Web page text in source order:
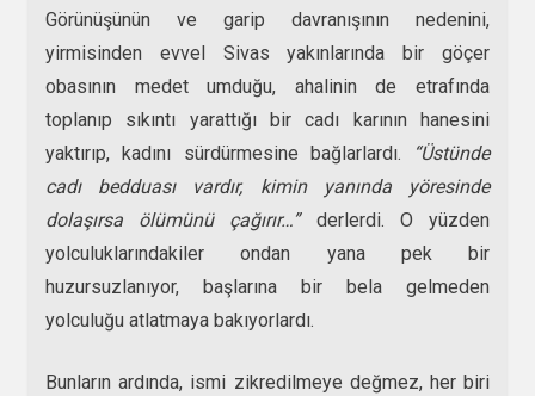
Görünüşünün ve garip davranışının nedenini,
yirmisinden evvel Sivas yakınlarında bir göçer
obasının medet umduğu, ahalinin de etrafında
toplanıp sıkıntı yarattığı bir cadı karının hanesini
yaktırıp, kadını sürdürmesine bağlarlardı.
“Üstünde
cadı bedduası vardır, kimin yanında yöresinde
dolaşırsa ölümünü çağırır…”derlerdi. O yüzden
yolculuklarındakiler ondan yana pek bir
huzursuzlanıyor, başlarına bir bela gelmeden
yolculuğu atlatmaya bakıyorlardı.
Bunların ardında, ismi zikredilmeye değmez, her biri